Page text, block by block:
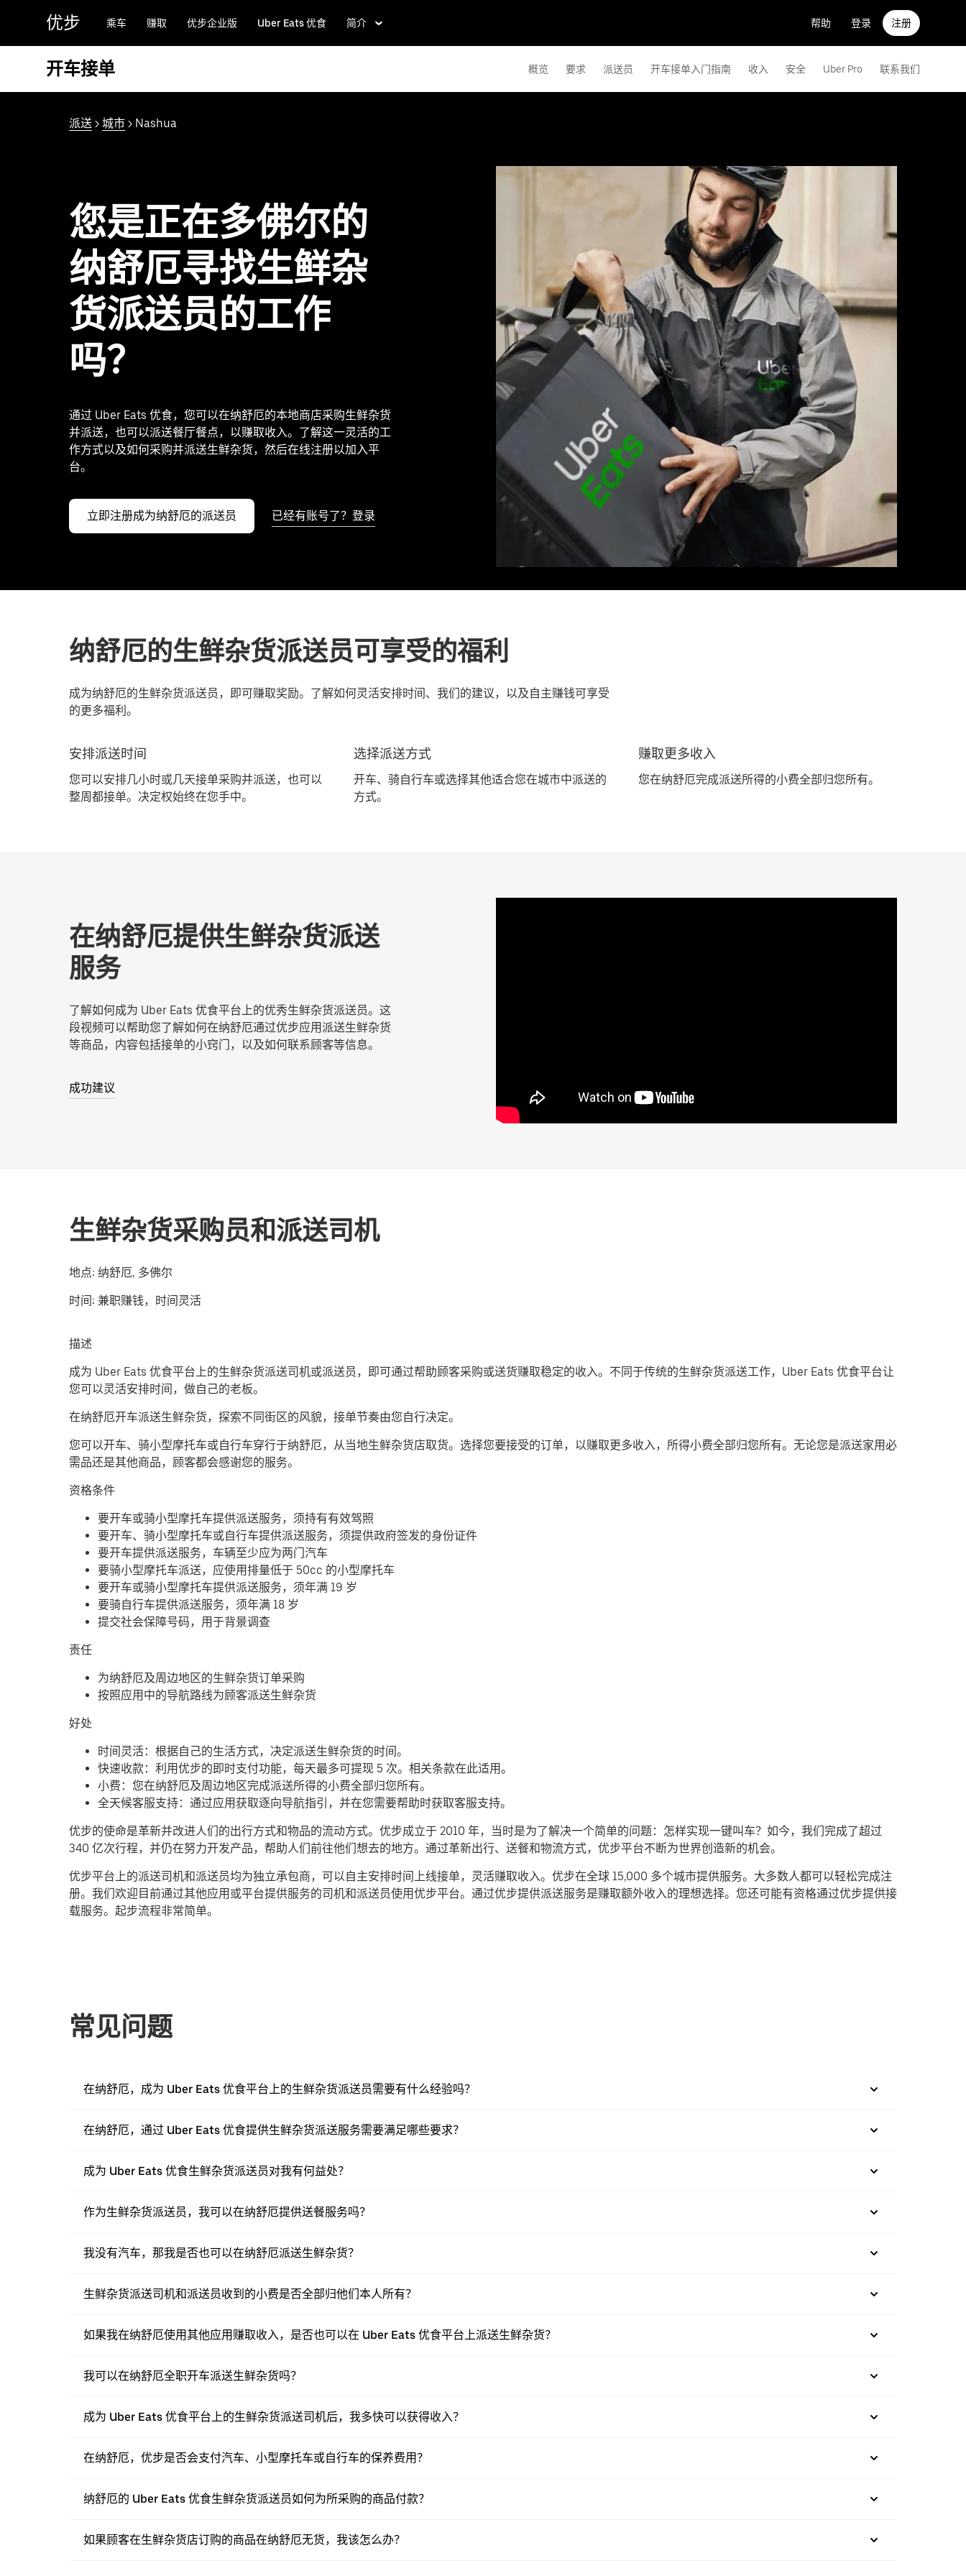
容
优步 乘车 赚取 优步企业版 Uber Eats 优食 简介 帮助 登录 注册
开车接单 概览 要求 派送员 开车接单入门指南 收入 安全 Uber Pro 联系我们
派送 > 城市 > Nashua
您是正在多佛尔的
纳舒厄寻找生鲜杂
货派送员的工作
吗？
通过 Uber Eats 优食，您可以在纳舒厄的本地商店采购生鲜杂货
并派送，也可以派送餐厅餐点，以赚取收入。了解这一灵活的工
作方式以及如何采购并派送生鲜杂货，然后在线注册以加入平
台。
立即注册成为纳舒厄的派送员 已经有账号了？登录
纳舒厄的生鲜杂货派送员可享受的福利
成为纳舒厄的生鲜杂货派送员，即可赚取奖励。了解如何灵活安排时间、我们的建议，以及自主赚钱可享受
的更多福利。
安排派送时间
您可以安排几小时或几天接单采购并派送，也可以
整周都接单。决定权始终在您手中。
选择派送方式
开车、骑自行车或选择其他适合您在城市中派送的
方式。
赚取更多收入
您在纳舒厄完成派送所得的小费全部归您所有。
在纳舒厄提供生鲜杂货派送
服务
了解如何成为 Uber Eats 优食平台上的优秀生鲜杂货派送员。这
段视频可以帮助您了解如何在纳舒厄通过优步应用派送生鲜杂货
等商品，内容包括接单的小窍门，以及如何联系顾客等信息。
成功建议
生鲜杂货采购员和派送司机
地点: 纳舒厄, 多佛尔
时间: 兼职赚钱，时间灵活
描述
成为 Uber Eats 优食平台上的生鲜杂货派送司机或派送员，即可通过帮助顾客采购或送货赚取稳定的收入。不同于传统的生鲜杂货派送工作，Uber Eats 优食平台让
您可以灵活安排时间，做自己的老板。
在纳舒厄开车派送生鲜杂货，探索不同街区的风貌，接单节奏由您自行决定。
您可以开车、骑小型摩托车或自行车穿行于纳舒厄，从当地生鲜杂货店取货。选择您要接受的订单，以赚取更多收入，所得小费全部归您所有。无论您是派送家用必
需品还是其他商品，顾客都会感谢您的服务。
资格条件
要开车或骑小型摩托车提供派送服务，须持有有效驾照
要开车、骑小型摩托车或自行车提供派送服务，须提供政府签发的身份证件
要开车提供派送服务，车辆至少应为两门汽车
要骑小型摩托车派送，应使用排量低于 50cc 的小型摩托车
要开车或骑小型摩托车提供派送服务，须年满 19 岁
要骑自行车提供派送服务，须年满 18 岁
提交社会保障号码，用于背景调查
责任
为纳舒厄及周边地区的生鲜杂货订单采购
按照应用中的导航路线为顾客派送生鲜杂货
好处
时间灵活：根据自己的生活方式，决定派送生鲜杂货的时间。
快速收款：利用优步的即时支付功能，每天最多可提现 5 次。相关条款在此适用。
小费：您在纳舒厄及周边地区完成派送所得的小费全部归您所有。
全天候客服支持：通过应用获取逐向导航指引，并在您需要帮助时获取客服支持。
优步的使命是革新并改进人们的出行方式和物品的流动方式。优步成立于 2010 年，当时是为了解决一个简单的问题：怎样实现一键叫车？如今，我们完成了超过
340 亿次行程，并仍在努力开发产品，帮助人们前往他们想去的地方。通过革新出行、送餐和物流方式，优步平台不断为世界创造新的机会。
优步平台上的派送司机和派送员均为独立承包商，可以自主安排时间上线接单，灵活赚取收入。优步在全球 15,000 多个城市提供服务。大多数人都可以轻松完成注
册。我们欢迎目前通过其他应用或平台提供服务的司机和派送员使用优步平台。通过优步提供派送服务是赚取额外收入的理想选择。您还可能有资格通过优步提供接
载服务。起步流程非常简单。
常见问题
在纳舒厄，成为 Uber Eats 优食平台上的生鲜杂货派送员需要有什么经验吗？
在纳舒厄，通过 Uber Eats 优食提供生鲜杂货派送服务需要满足哪些要求？
成为 Uber Eats 优食生鲜杂货派送员对我有何益处？
作为生鲜杂货派送员，我可以在纳舒厄提供送餐服务吗？
我没有汽车，那我是否也可以在纳舒厄派送生鲜杂货？
生鲜杂货派送司机和派送员收到的小费是否全部归他们本人所有？
如果我在纳舒厄使用其他应用赚取收入，是否也可以在 Uber Eats 优食平台上派送生鲜杂货？
我可以在纳舒厄全职开车派送生鲜杂货吗？
成为 Uber Eats 优食平台上的生鲜杂货派送司机后，我多快可以获得收入？
在纳舒厄，优步是否会支付汽车、小型摩托车或自行车的保养费用？
纳舒厄的 Uber Eats 优食生鲜杂货派送员如何为所采购的商品付款？
如果顾客在生鲜杂货店订购的商品在纳舒厄无货，我该怎么办？